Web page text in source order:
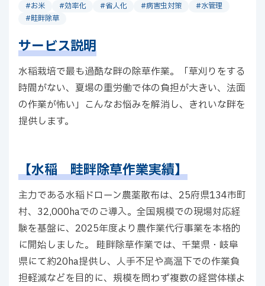
#お米 #効率化 #省人化 #病害虫対策
#水管理
#畦畔除草
サービス説明
水稲栽培で最も過酷な畔の除草作業。「草刈りをする
時間がない、夏場の重労働で体の負担が大きい、法面
の作業が怖い」こんなお悩みを解消し、きれいな畔を
提供します。
【水稲 畦畔除草作業実績】
主力である水稲ドローン農薬散布は、25府県134市町
村、32,000haでのご導入。全国規模での現場対応経
験を基盤に、2025年度より農作業代行事業を本格的
に開始しました。 畦畔除草作業では、千葉県・岐阜
県にて約20ha提供し、人手不足や高温下での作業負
担軽減などを目的に、規模を問わず複数の経営体様よ